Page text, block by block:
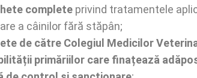
complete privind tratamentele
a câinilor fără stăpân;
de către Colegiul Medicilor
primăriilor care finațează